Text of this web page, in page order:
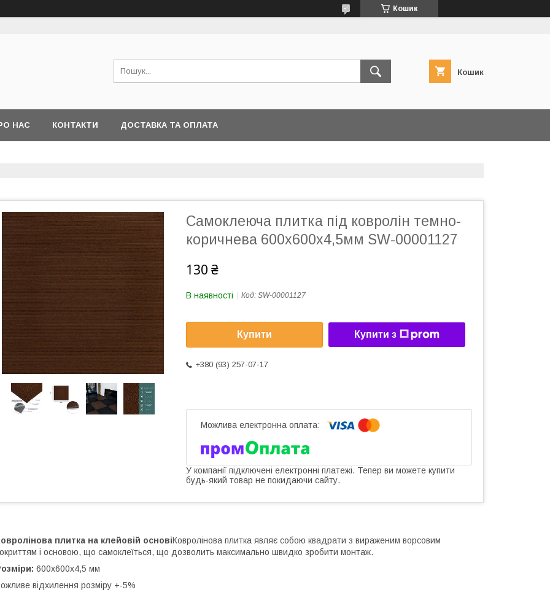
Кошик
Кошик
НАС КОНТАКТИ ДОСТАВКА ТА ОПЛАТА
Самоклеюча плитка під ковролін темно-
коричнева 600х600х4,5мм SW-00001127
130 ₴
В наявності Код: SW-00001127
Купити Купити з
+380 (93) 257-07-17
У компанії підключені електронні платежі. Тепер ви можете купити
будь-який товар не покидаючи сайту.
плитка на клейовій основіКовролінова плитка являє собою квадрати з вираженим ворсовим
і основою, що самоклеїться, що дозволить максимально швидко зробити монтаж.
600х600х4,5 мм
відхилення розміру +-5%